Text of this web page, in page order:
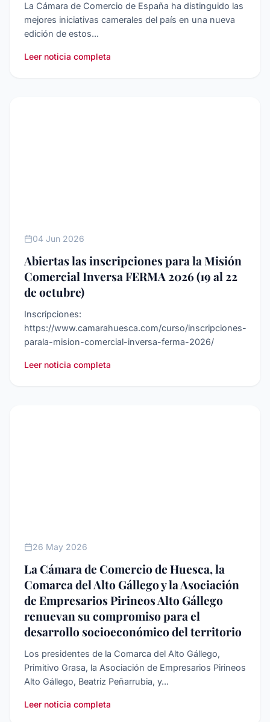
La Cámara de Comercio de España ha distinguido las
mejores iniciativas camerales del país en una nueva
edición de estos...
Leer noticia completa
04 Jun 2026
Abiertas las inscripciones para la Misión
Comercial Inversa FERMA 2026 (19 al 22
de octubre)
Inscripciones:
https://www.camarahuesca.com/curso/inscripciones-
parala-mision-comercial-inversa-ferma-2026/
Leer noticia completa
26 May 2026
La Cámara de Comercio de Huesca, la
Comarca del Alto Gállego y la Asociación
de Empresarios Pirineos Alto Gállego
renuevan su compromiso para el
desarrollo socioeconómico del territorio
Los presidentes de la Comarca del Alto Gállego,
Primitivo Grasa, la Asociación de Empresarios Pirineos
Alto Gállego, Beatriz Peñarrubia, y...
Leer noticia completa